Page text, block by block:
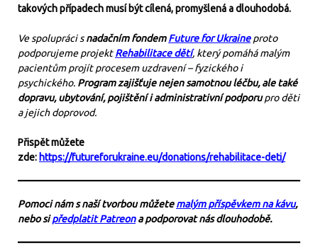
takových případech musí být cílená, promyšlená a dlouhodobá.
Ve spolupráci snadačním fondemFuture for Ukraineproto
podporujeme projektRehabilitace dětí, který pomáhá malým
pacientům projít procesem uzdravení – fyzického i
psychického. Program zajišťuje nejen samotnou léčbu, ale také
dopravu, ubytování, pojištění i administrativní podporupro děti
a jejich doprovod.
Přispět můžete
zde: https://futureforukraine.eu/donations/rehabilitace-deti/
Pomoci nám s naší tvorbou můžetemalým příspěvkem na kávu,
nebo sipředplatit Patreona podporovat nás dlouhodobě.